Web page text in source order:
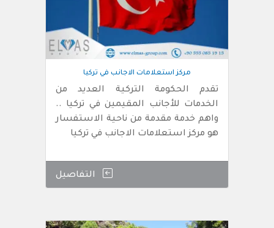
مركز استعلامات الاجانب في تركيا
تقدم الحكومة التركية العديد من
الخدمات للأجانب المقيمين في تركيا ..
واهم خدمة مقدمة من ناحية الاستفسار
هو مركز استعلامات الاجانب في تركيا
التفاصيل